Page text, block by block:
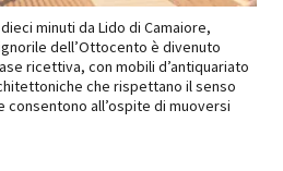
minuti da Lido di Camaiore,
dell’Ottocento è divenuto
ricettiva, con mobili d’antiquariato
che rispettano il senso
all’ospite di muoversi